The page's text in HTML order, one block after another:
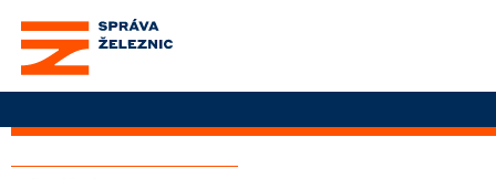
Správa železnic, státní
organizace